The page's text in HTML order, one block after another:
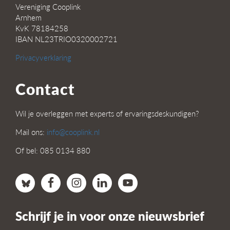
Vereniging Cooplink
Arnhem
KvK 78184258
IBAN NL23TRIO0320002721
Privacyverklaring
Contact
Wil je overleggen met experts of ervaringsdeskundigen?
Mail ons: info@cooplink.nl
Of bel: 085 0134 880
Schrijf je in voor onze nieuwsbrief